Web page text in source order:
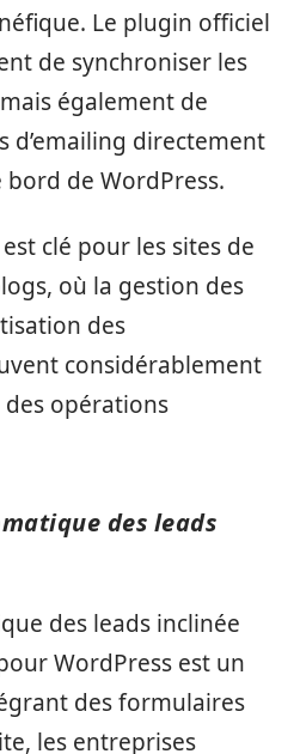
Le plugin officiel
de synchroniser les
également de
d’emailing directement
de WordPress.
clé pour les sites de
où la gestion des
des
considérablement
des opérations
des leads
des leads inclinée
WordPress est un
des formulaires
les entreprises